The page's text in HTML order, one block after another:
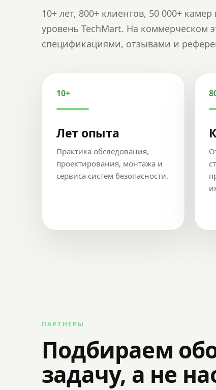
10+ лет, 800+ клиентов, 50 000+
уровень TechMart. На коммерческом
спецификациями, отзывами и
10+
Лет опыта
Практика обследования,
проектирования, монтажа и
сервиса систем безопасности.
ПАРТНЕРЫ
Подбираем
задачу, а не